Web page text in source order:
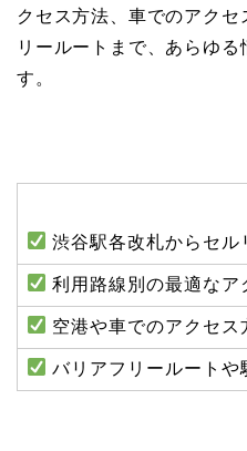
クセス方法、車でのアク
リールートまで、あらゆる
す。
渋谷駅各改札からセ
利用路線別の最適なア
空港や車でのアクセス
バリアフリールートや